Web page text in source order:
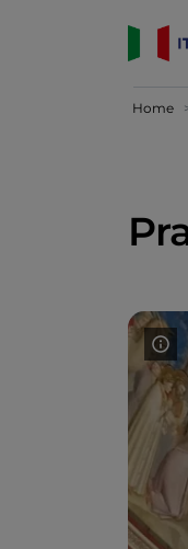
Home